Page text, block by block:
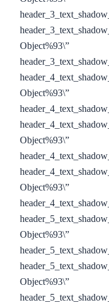
Object%93\”
Object%93\”
Object%93\”
Object%93\”
Object%93\”
Object%93\”